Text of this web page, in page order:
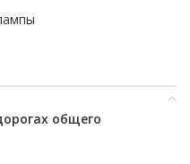
общего